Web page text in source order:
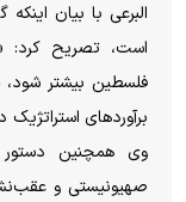
البرعی با بیان
است، تصریح کرد:
فلسطین بیشتر شود،
برآورد‌های
وی همچنین
صهیونیستی و